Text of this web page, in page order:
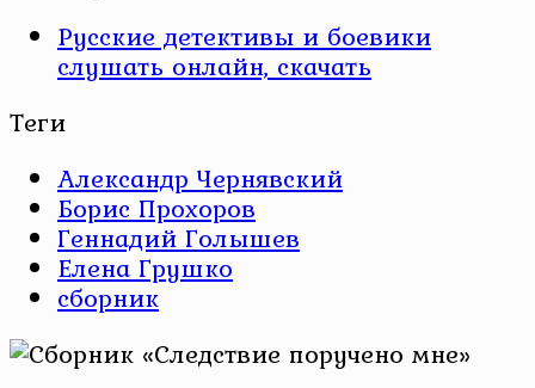
Русские детективы и боевики
слушать онлайн, скачать
Теги
Александр Чернявский
Борис Прохоров
Геннадий Голышев
Елена Грушко
сборник